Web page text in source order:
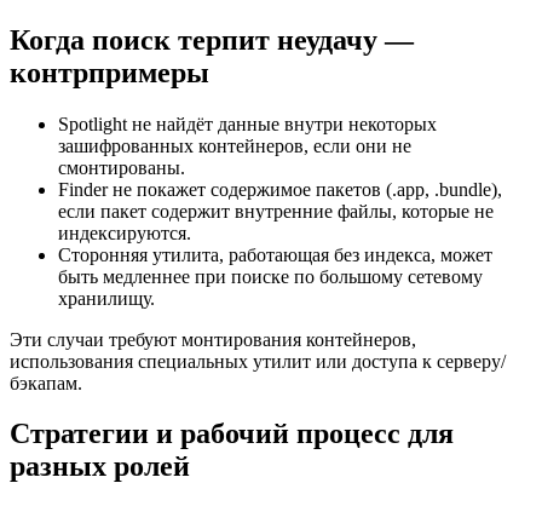
Когда поиск терпит неудачу —
контрпримеры
Spotlight не найдёт данные внутри некоторых
зашифрованных контейнеров, если они не
смонтированы.
Finder не покажет содержимое пакетов (.app, .bundle),
если пакет содержит внутренние файлы, которые не
индексируются.
Сторонняя утилита, работающая без индекса, может
быть медленнее при поиске по большому сетевому
хранилищу.
Эти случаи требуют монтирования контейнеров,
использования специальных утилит или доступа к серверу/
бэкапам.
Стратегии и рабочий процесс для
разных ролей